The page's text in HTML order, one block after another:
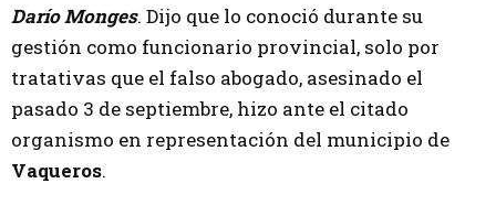
Darío Monges. Dijo que lo conoció durante su
gestión como funcionario provincial, solo por
tratativas que el falso abogado, asesinado el
pasado 3 de septiembre, hizo ante el citado
organismo en representación del municipio de
Vaqueros.